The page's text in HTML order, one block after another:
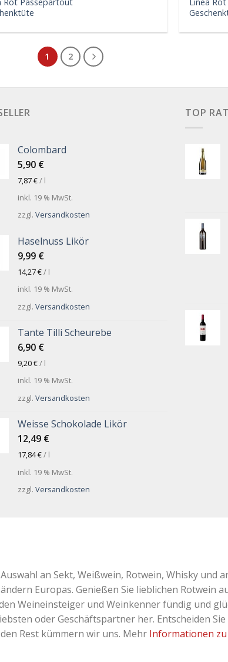
1 2
Colombard
5,90 €
7,87€/ l
inkl. 19 % MwSt.
zzgl. Versandkosten
Haselnuss Likör
9,99 €
14,27€/ l
inkl. 19 % MwSt.
zzgl. Versandkosten
Tante Tilli Scheurebe
6,90 €
9,20€/ l
inkl. 19 % MwSt.
zzgl. Versandkosten
Weisse Schokolade Likör
12,49 €
17,84€/ l
inkl. 19 % MwSt.
zzgl. Versandkosten
TOP
an Sekt, Weißwein, Rotwein, Whisky und
Europas. Genießen Sie lieblichen Rotwein
Weineinsteiger und Weinkenner fündig und
oder Geschäftspartner her. Entscheiden
Rest kümmern wir uns. Mehr Informationen